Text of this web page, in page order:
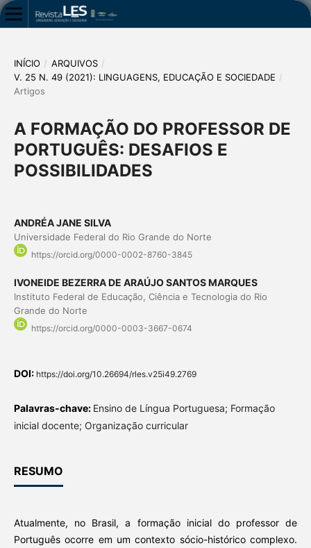
INÍCIO / ARQUIVOS /
V. 25 N. 49 (2021): LINGUAGENS, EDUCAÇÃO E SOCIEDADE /
Artigos
A FORMAÇÃO DO PROFESSOR DE
PORTUGUÊS: DESAFIOS E
POSSIBILIDADES
ANDRÉA JANE SILVA
Universidade Federal do Rio Grande do Norte
https://orcid.org/0000-0002-8760-3845
IVONEIDE BEZERRA DE ARAÚJO SANTOS MARQUES
Instituto Federal de Educação, Ciência e Tecnologia do Rio
Grande do Norte
https://orcid.org/0000-0003-3667-0674
DOI: https://doi.org/10.26694/rles.v25i49.2769
Palavras-chave: Ensino de Língua Portuguesa; Formação
inicial docente; Organização curricular
RESUMO
Atualmente, no Brasil, a formação inicial do professor de
Português ocorre em um contexto sócio-histórico complexo.